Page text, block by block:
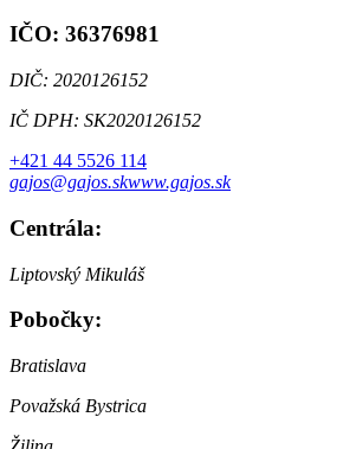
IČO: 36376981
DIČ: 2020126152
IČ DPH: SK2020126152
+421 44 5526 114
gajos@gajos.skwww.gajos.sk
Centrála:
Liptovský Mikuláš
Pobočky:
Bratislava
Považská Bystrica